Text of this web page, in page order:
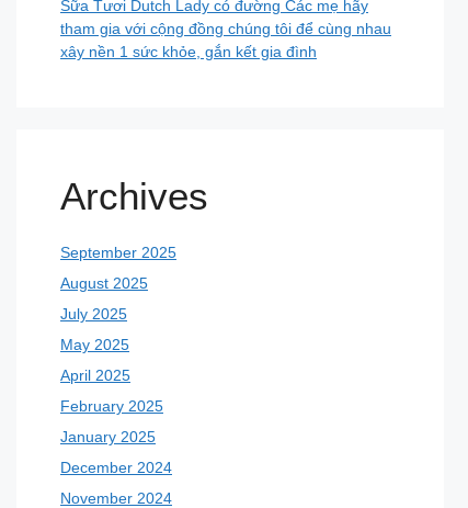
Sữa Tươi Dutch Lady có đường Các mẹ hãy
tham gia với cộng đồng chúng tôi để cùng nhau
xây nền 1 sức khỏe, gắn kết gia đình
Archives
September 2025
August 2025
July 2025
May 2025
April 2025
February 2025
January 2025
December 2024
November 2024